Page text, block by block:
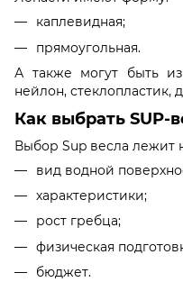
каплевидная;
прямоугольная.
А также могут быть
нейлон, стеклопластик,
Как выбрать SUP-
Выбор Sup весла лежит
вид водной
характеристики;
рост гребца;
физическая
бюджет.